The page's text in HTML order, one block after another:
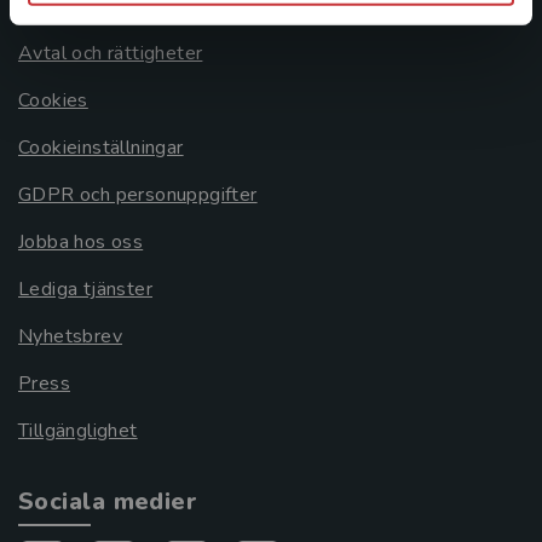
Om oss
Avtal och rättigheter
Cookies
Cookieinställningar
GDPR och personuppgifter
Jobba hos oss
Lediga tjänster
Nyhetsbrev
Press
Tillgänglighet
Sociala medier